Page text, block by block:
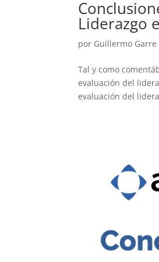
Liderazgo
por Guillermo Garre
Tal y como
evaluación del
evaluación del